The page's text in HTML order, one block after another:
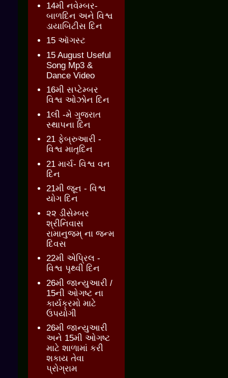
14મી નવેમ્બર-
બાળદિન અને વિશ્વ
ડાયાબિટીસ દિન
15 ઑગસ્ટ
15 August Useful
Song Mp3 &
Dance Video
16મી સપ્ટેમ્બર
વિશ્વ ઓઝોન દિન
1લી -મે ગુજરાત
સ્થાપના દિન
21 ફેબ્રુઆરી -
વિશ્વ માતૃદિન
21 માર્ચ- વિશ્વ વન
દિન
21મી જૂન - વિશ્વ
યોગ દિન
૨૨ ડીસેમ્બર
શ્રીનિવાસ
રામાનુજમ્ ના જન્મ
દિવસ
22મી એપ્રિલ -
વિશ્વ પૃથ્વી દિન
26મી જાન્યુઆરી /
15ની ઓગષ્ટ ના
કાર્યક્રમો માટે
ઉપયોગી
26મી જાન્યુઆરી
અને 15મી ઓગષ્ટ
માટે શાળામાં કરી
શકાય તેવા
પ્રોગ્રામ